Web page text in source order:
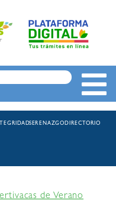
SERENAZGODIRECTORIO
de Verano